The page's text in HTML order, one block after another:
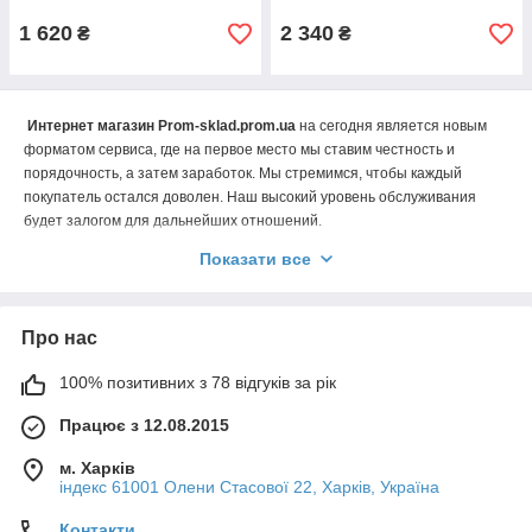
1 620 ₴ 2 340 ₴
Интернет магазин Prom-sklad.prom.ua на сегодня является новым
форматом сервиса, где на первое место мы ставим честность и
порядочность, а затем заработок. Мы стремимся, чтобы каждый
покупатель остался доволен. Наш высокий уровень обслуживания
будет залогом для дальнейших отношений.
Головна задача Інтернет магазинуProm-sklad.prom.ua
Показати все
Про нас
100% позитивних з 78 відгуків за рік
Працює з 12.08.2015
м. Харків
індекс 61001 Олени Стасової 22, Харків, Україна